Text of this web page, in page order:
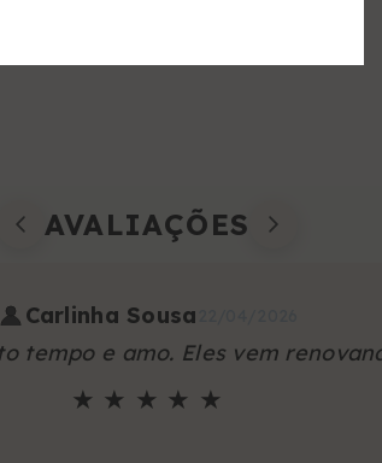
AVALIAÇÕES
Carlinha Sousa
tempo e amo. Eles vem
★ ★ ★ ★ ★